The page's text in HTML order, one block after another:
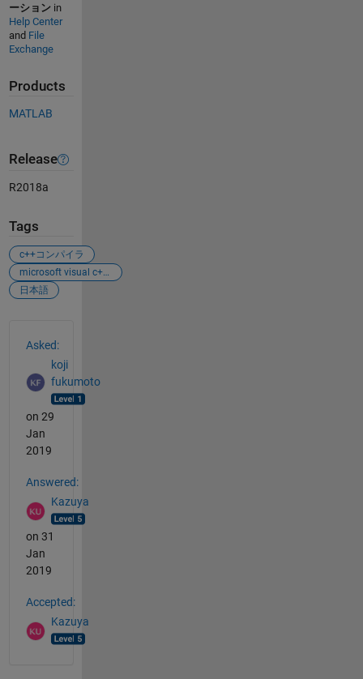
ーションin
Help Center
and File
Exchange
Products
MATLAB
Release
R2018a
Tags
c++コンパイラ
microsoft visual c++ 2012
日本語
Asked:
koji
fukumoto
on 29
Jan
2019
Answered:
Kazuya
on 31
Jan
2019
Accepted:
Kazuya